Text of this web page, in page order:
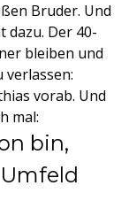
Bruder. Und
dazu. Der 40-
bleiben und
vorab. Und
mal:
bin,